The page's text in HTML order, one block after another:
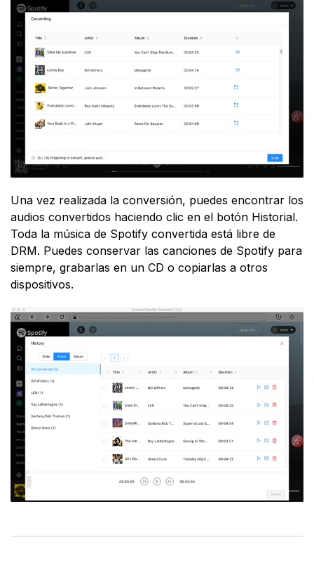
Una vez realizada la conversión, puedes encontrar los
audios convertidos haciendo clic en el botón Historial.
Toda la música de Spotify convertida está libre de
DRM. Puedes conservar las canciones de Spotify para
siempre, grabarlas en un CD o copiarlas a otros
dispositivos.